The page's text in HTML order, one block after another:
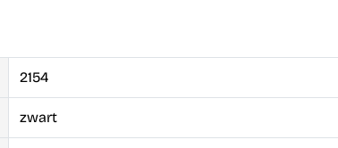
2154
zwart